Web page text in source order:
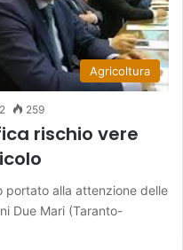
Agricoltura
259
rischio vere
portato alla attenzione delle
Due Mari (Taranto-